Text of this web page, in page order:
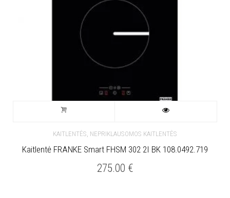
KAITLENTĖS, NEPRIKLAUSOMOS KAITLENTĖS
Kaitlentė FRANKE Smart FHSM 302 2I BK 108.0492.719
275.00 €